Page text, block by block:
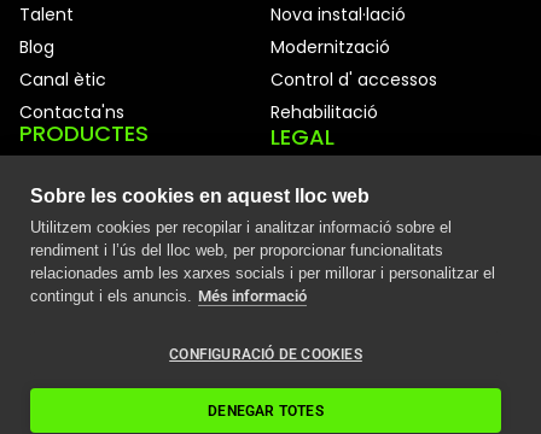
Talent
Blog
Canal ètic
Contacta'ns
Nova instal·lació
Modernització
Control d' accessos
Rehabilitació
PRODUCTES
Cabines
Portes automàtiques
Accessibilitat
LEGAL
Política de privacitat
Resums anuals
Política Eninter
Sitemap
©2026 Ascensores Eninter SLU.Tots els drets reservats
Sobre les cookies en aquest lloc web
Utilitzem cookies per recopilar i analitzar informació sobre el
rendiment i l’ús del lloc web, per proporcionar funcionalitats
relacionades amb les xarxes socials i per millorar i personalitzar el
contingut i els anuncis. Més informació
CONFIGURACIÓ DE COOKIES
DENEGAR TOTES